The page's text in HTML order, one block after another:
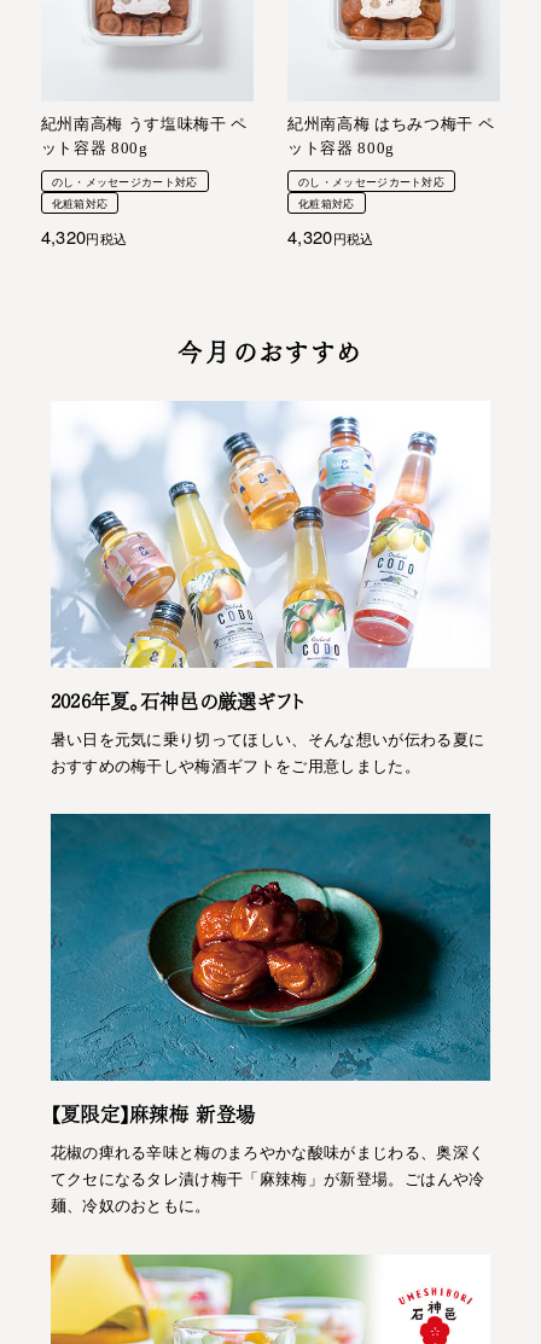
紀州南高梅 うす塩味梅干 ペ
ット容器 800g
のし・メッセージカート対応
化粧箱対応
4,320 税込
紀州南高梅 はちみつ梅干 ペ
ット容器 800g
のし・メッセージカート対応
化粧箱対応
4,320 税込
今月のおすすめ
2026年夏。石神邑の厳選ギフト
暑い日を元気に乗り切ってほしい、そんな想いが伝わる夏に
おすすめの梅干しや梅酒ギフトをご用意しました。
【夏限定】麻辣梅 新登場
花椒の痺れる辛味と梅のまろやかな酸味がまじわる、奥深く
てクセになるタレ漬け梅干「麻辣梅」が新登場。ごはんや冷
麺、冷奴のおともに。